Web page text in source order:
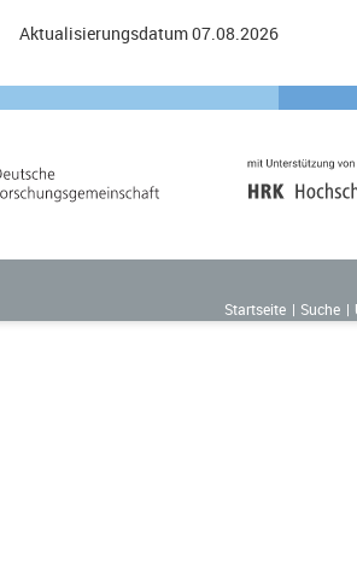
Aktualisierungsdatum07.08.2026
Startseite
Suche